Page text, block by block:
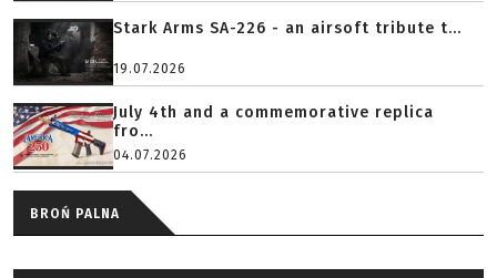
Stark Arms SA-226 - an airsoft tribute t...
19.07.2026
July 4th and a commemorative replica
fro...
04.07.2026
BROŃ PALNA